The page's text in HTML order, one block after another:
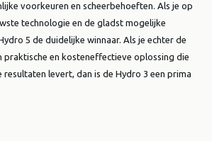
voorkeuren en scheerbehoeften. Als je op
technologie en de gladst mogelijke
5 de duidelijke winnaar. Als je echter de
praktische en kosteneffectieve oplossing die
levert, dan is de Hydro 3 een prima